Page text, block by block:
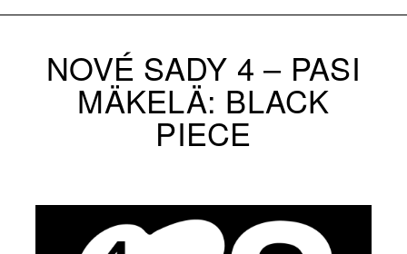
NOVÉ SADY 4 –⁠ PASI
MÄKELÄ: BLACK
PIECE